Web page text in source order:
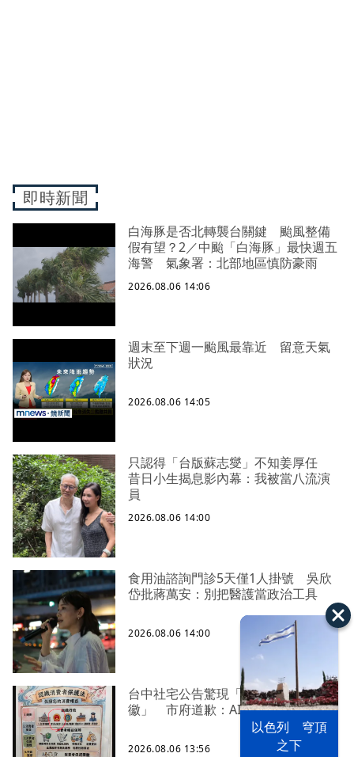
以色列 穹頂
之下
即時新聞
白海豚是否北轉襲台關鍵 颱風整備
假有望？2／中颱「白海豚」最快週五
海警 氣象署：北部地區慎防豪雨
2026.08.06 14:06
週末至下週一颱風最靠近 留意天氣
狀況
2026.08.06 14:05
只認得「台版蘇志燮」不知姜厚任
昔日小生揭息影內幕：我被當八流演
員
2026.08.06 14:00
食用油諮詢門診5天僅1人掛號 吳欣
岱批蔣萬安：別把醫護當政治工具
2026.08.06 14:00
台中社宅公告驚現「中國五星國
徽」 市府道歉：AI製圖審查疏漏
2026.08.06 13:56